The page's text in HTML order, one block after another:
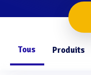
Tous Produits